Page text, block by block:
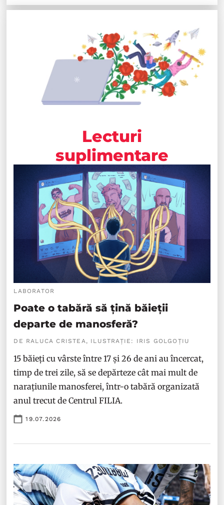
Lecturi
suplimentare
LABORATOR
Poate o tabără să țină băieții
departe de manosferă?
DE RALUCA CRISTEA, ILUSTRAȚIE: IRIS GOLGOȚIU
15 băieți cu vârste între 17 și 26 de ani au încercat,
timp de trei zile, să se depărteze cât mai mult de
narațiunile manosferei, într-o tabără organizată
anul trecut de Centrul FILIA.
19.07.2026